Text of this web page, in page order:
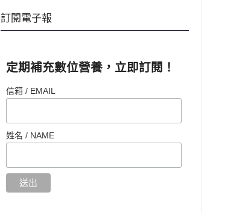
訂閱電子報
定期補充數位營養，立即訂閱！
信箱 / EMAIL
姓名 / NAME